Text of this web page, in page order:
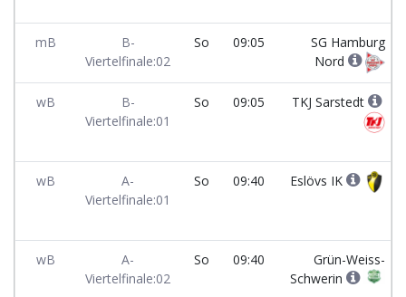
mB
B-
Viertelfinale:02
So 09:05
SG Hamburg
Nord
wB
B-
Viertelfinale:01
So 09:05 TKJ Sarstedt
wB
A-
Viertelfinale:01
So 09:40 Eslövs IK
wB
A-
Viertelfinale:02
So 09:40
Grün-Weiss-
Schwerin